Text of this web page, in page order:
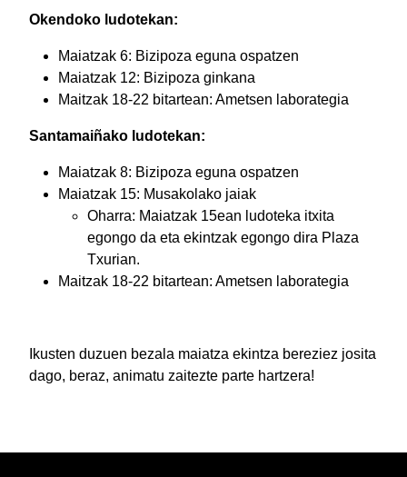
Okendoko ludotekan:
Maiatzak 6: Bizipoza eguna ospatzen
Maiatzak 12: Bizipoza ginkana
Maitzak 18-22 bitartean: Ametsen laborategia
Santamaiñako ludotekan:
Maiatzak 8: Bizipoza eguna ospatzen
Maiatzak 15: Musakolako jaiak
Oharra: Maiatzak 15ean ludoteka itxita
egongo da eta ekintzak egongo dira Plaza
Txurian.
Maitzak 18-22 bitartean: Ametsen laborategia
Ikusten duzuen bezala maiatza ekintza bereziez josita
dago, beraz, animatu zaitezte parte hartzera!